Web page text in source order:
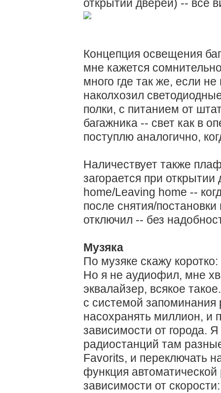
открытии дверей) -- всё
Концепция освещения
мне кажется
много где так же, если
наколхозил
полки, с питанием от
багажника -- свет как в
поступлю аналогично,
Наличествует также
загорается при
home/Leaving home --
после снятия/
отключил -- без
Музяка
По музяке скажу
Но я не аудиофил, мне
эквалайзер, всякое
с системой
насохранять миллион, и
зависимости от города.
радиостанций там
Favorits, и переключать
функция автоматической
зависимости от